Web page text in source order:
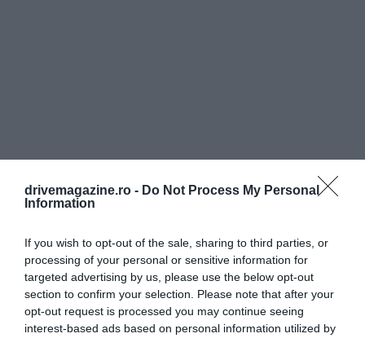
drivemagazine.ro - Do Not Process My Personal
Information
If you wish to opt-out of the sale, sharing to third parties, or
processing of your personal or sensitive information for
targeted advertising by us, please use the below opt-out
section to confirm your selection. Please note that after your
opt-out request is processed you may continue seeing
interest-based ads based on personal information utilized by